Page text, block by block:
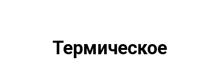
Термическое